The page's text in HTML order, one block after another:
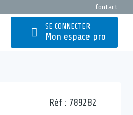
Contact
SE CONNECTER
Mon espace pro
Réf : 789282